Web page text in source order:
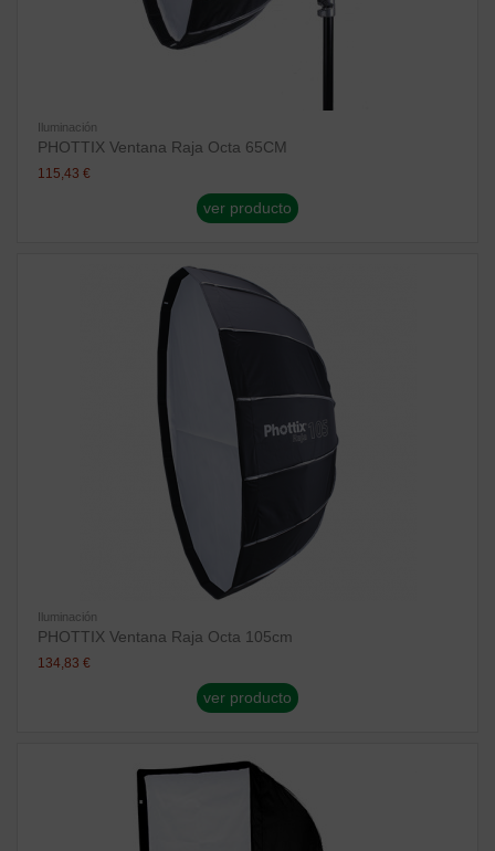
Iluminación
PHOTTIX Ventana Raja Octa 65CM
115,43 €
ver producto
Iluminación
PHOTTIX Ventana Raja Octa 105cm
134,83 €
ver producto